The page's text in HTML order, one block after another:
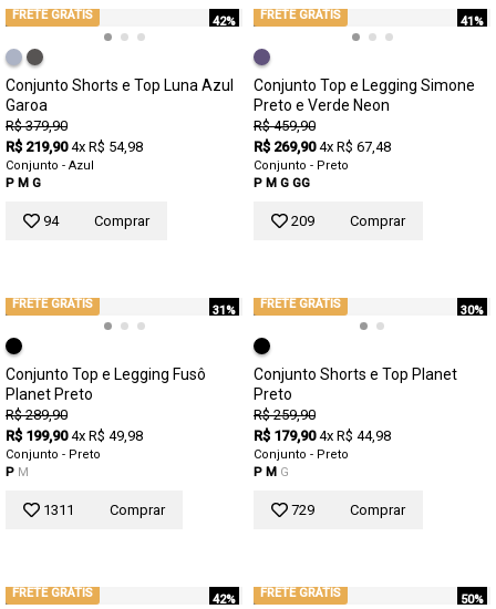
42%
FRETE GRÁTIS
Conjunto Shorts e Top Luna Azul
Garoa
R$ 379,90
R$ 219,90 4x R$ 54,98
Conjunto - Azul
P M G
94 Comprar
41%
FRETE GRÁTIS
Conjunto Top e Legging Simone
Preto e Verde Neon
R$ 459,90
R$ 269,90 4x R$ 67,48
Conjunto - Preto
P M G GG
209 Comprar
31%
FRETE GRÁTIS
Conjunto Top e Legging Fusô
Planet Preto
R$ 289,90
R$ 199,90 4x R$ 49,98
Conjunto - Preto
P M
1311 Comprar
30%
FRETE GRÁTIS
Conjunto Shorts e Top Planet
Preto
R$ 259,90
R$ 179,90 4x R$ 44,98
Conjunto - Preto
P M G
729 Comprar
42%
FRETE GRÁTIS 50%
FRETE GRÁTIS